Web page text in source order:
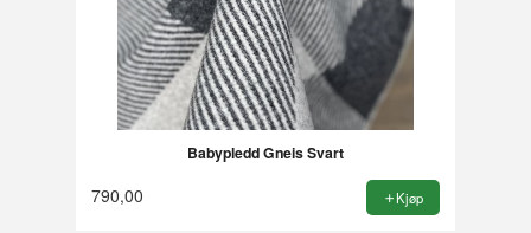
Babypledd Gneis Svart
790,00 Kjøp